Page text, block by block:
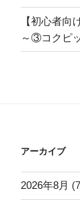
【初心者
～③コクピ
アーカイブ
2026年8月